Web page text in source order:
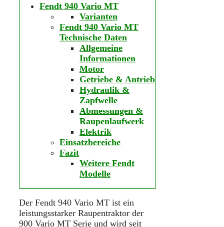
Fendt 940 Vario MT
Varianten
Fendt 940 Vario MT
Technische Daten
Allgemeine
Informationen
Motor
Getriebe & Antrieb
Hydraulik &
Zapfwelle
Abmessungen &
Raupenlaufwerk
Elektrik
Einsatzbereiche
Fazit
Weitere Fendt
Modelle
Der Fendt 940 Vario MT ist ein
leistungsstarker Raupentraktor der
900 Vario MT Serie und wird seit